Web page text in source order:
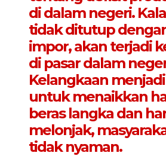
di dalam negeri.
tidak ditutup
impor, akan terjadi
di pasar dalam
Kelangkaan
untuk menaikkan
beras langka dan
melonjak,
tidak nyaman.